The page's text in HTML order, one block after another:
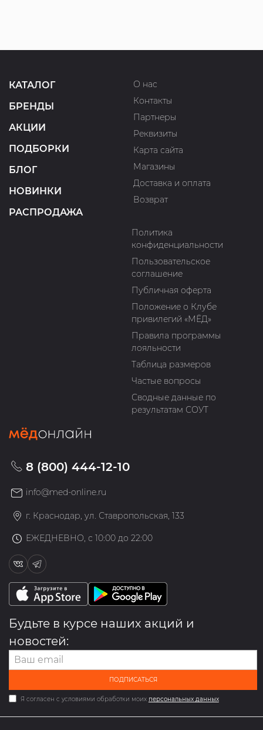
КАТАЛОГ
БРЕНДЫ
АКЦИИ
ПОДБОРКИ
БЛОГ
НОВИНКИ
РАСПРОДАЖА
О нас
Контакты
Партнеры
Реквизиты
Карта сайта
Магазины
Доставка и оплата
Возврат
Политика
конфиденциальности
Пользовательское
соглашение
Публичная оферта
Положение о Клубе
привилегий «МЁД»
Правила программы
лояльности
Таблица размеров
Частые вопросы
Сводные данные по
результатам СОУТ
8 (800) 444-12-10
info@med-online.ru
г. Краснодар, ул. Ставропольская, 133
ЕЖЕДНЕВНО, с 10:00 до 22:00
Будьте в курсе наших акций и
новостей:
ПОДПИСАТЬСЯ
Я согласен с условиями обработки моих персональных данных